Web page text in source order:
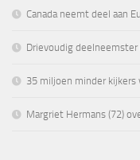
Canada neemt deel aan
Drievoudig
35 miljoen minder kijkers
Margriet Hermans (72)